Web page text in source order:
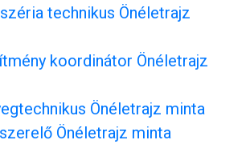
technikus Önéletrajz
koordinátor Önéletrajz
Önéletrajz minta
Önéletrajz minta